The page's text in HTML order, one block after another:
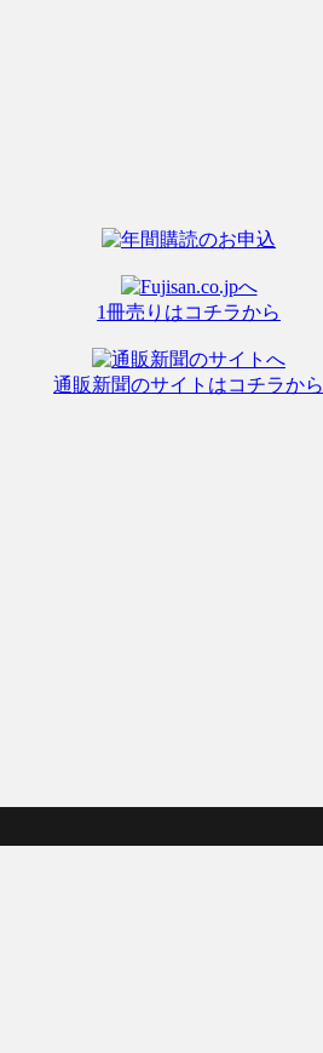
1冊売りはコチラから
通販新聞のサイトはコチラから